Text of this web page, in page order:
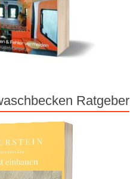
Ratgeber